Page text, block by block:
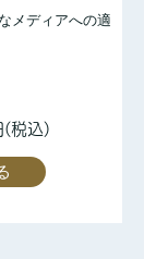
メディアへの適
税込)